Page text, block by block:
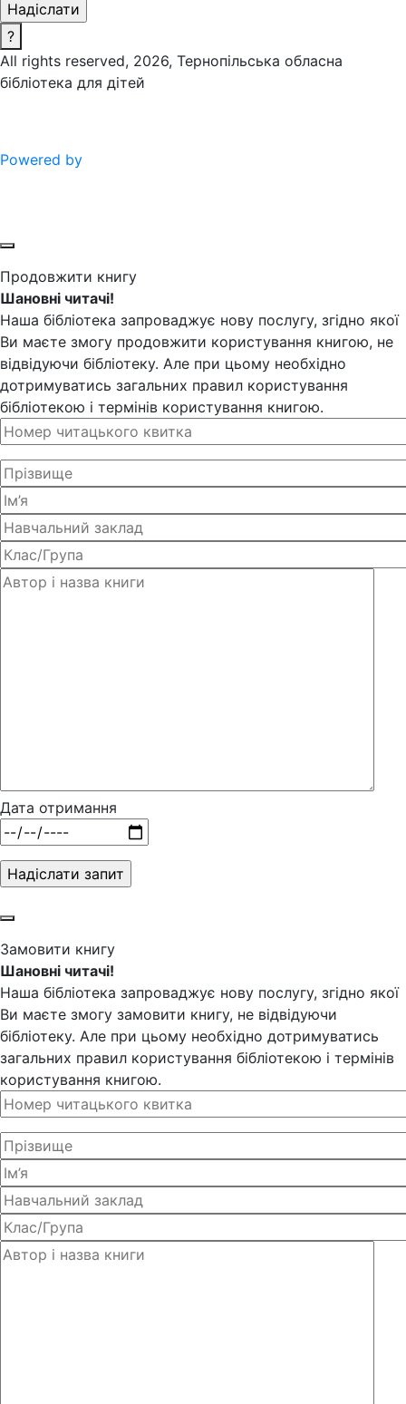
?
All rights reserved, 2026, Тернопільська обласна
бібліотека для дітей
Powered by
Продовжити книгу
Шановні читачі!
Наша бібліотека запроваджує нову послугу, згідно якої
Ви маєте змогу продовжити користування книгою, не
відвідуючи бібліотеку. Але при цьому необхідно
дотримуватись загальних правил користування
бібліотекою і термінів користування книгою.
Дата отримання
Замовити книгу
Шановні читачі!
Наша бібліотека запроваджує нову послугу, згідно якої
Ви маєте змогу замовити книгу, не відвідуючи
бібліотеку. Але при цьому необхідно дотримуватись
загальних правил користування бібліотекою і термінів
користування книгою.